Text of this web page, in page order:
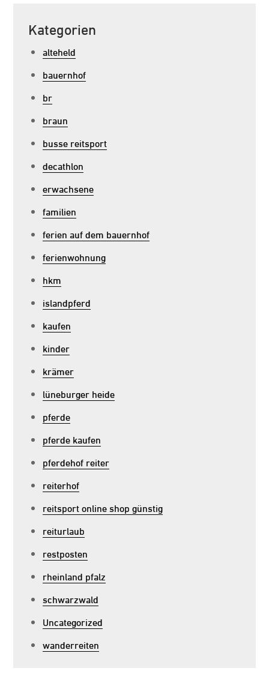
Kategorien
alteheld
bauernhof
br
braun
busse reitsport
decathlon
erwachsene
familien
ferien auf dem bauernhof
ferienwohnung
hkm
islandpferd
kaufen
kinder
krämer
lüneburger heide
pferde
pferde kaufen
pferdehof reiter
reiterhof
reitsport online shop günstig
reiturlaub
restposten
rheinland pfalz
schwarzwald
Uncategorized
wanderreiten